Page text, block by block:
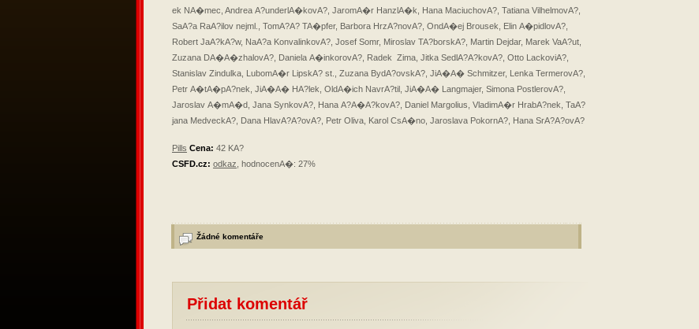
ek NA�mec, Andrea A?underlA�kovA?, JaromA�r HanzlA�k, Hana MaciuchovA?, Tatiana VilhelmovA?,
SaA?a RaA?ilov nejml., TomA?A? TA�pfer, Barbora HrzA?novA?, OndA�ej Brousek, Elin A�pidlovA?,
Robert JaA?kA?w, NaA?a KonvalinkovA?, Josef Somr, Miroslav TA?borskA?, Martin Dejdar, Marek VaA?ut,
Zuzana DA�A�zhalovA?, Daniela A�inkorovA?, Radek Zima, Jitka SedlA?A?kovA?, Otto LackoviA?,
Stanislav Zindulka, LubomA�r LipskA? st., Zuzana BydA?ovskA?, JiA�A� Schmitzer, Lenka TermerovA?,
Petr A�tA�pA?nek, JiA�A� HA?lek, OldA�ich NavrA?til, JiA�A� Langmajer, Simona PostlerovA?,
Jaroslav A�mA�d, Jana SynkovA?, Hana A?A�A?kovA?, Daniel Margolius, VladimA�r HrabA?nek, TaA?
jana MedveckA?, Dana HlavA?A?ovA?, Petr Oliva, Karol CsA�no, Jaroslava PokornA?, Hana SrA?A?ovA?
Pills Cena: 42 KA?
CSFD.cz: odkaz , hodnocenA�: 27%
Žádné komentáře
Přidat komentář